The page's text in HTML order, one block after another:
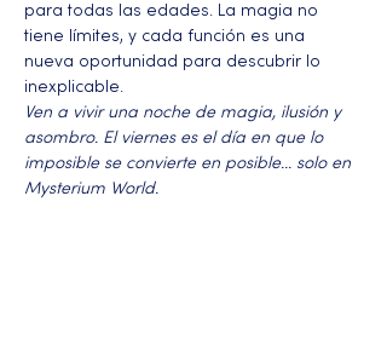
para todas las edades. La magia no
tiene límites, y cada función es una
nueva oportunidad para descubrir lo
inexplicable.
Ven a vivir una noche de magia, ilusión y
asombro. El viernes es el día en que lo
imposible se convierte en posible... solo en
Mysterium World.